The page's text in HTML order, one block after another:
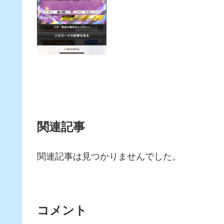
関連記事
関連記事は見つかりませんでした。
コメント